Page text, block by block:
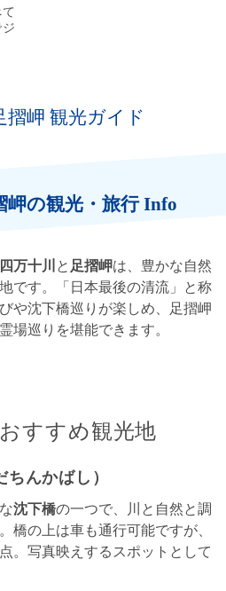
摺岬 観光ガイド
岬の観光・旅行 Info
四万十川と足摺岬は、豊かな自然
です。「日本最後の清流」と称
や沈下橋巡りが楽しめ、足摺岬
場巡りを堪能できます。
すすめ観光地
んかばし）
沈下橋の一つで、川と自然と調
橋の上は車も通行可能ですが、
。写真映えするスポットとして